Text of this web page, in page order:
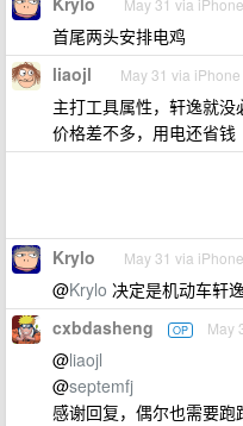
首尾两头安排电鸡
liaojl May 31 via iPhone
主打工具属性，轩逸就没
价格差不多，用电还省钱
Krylo May 31 via iPhone
@Krylo 决定是机动车轩
cxbdasheng OP May
@liaojl
@septemfj
感谢回复，偶尔也需要跑